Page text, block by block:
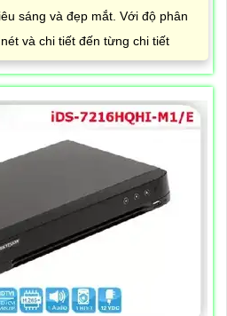
sáng và đẹp mắt. Với độ phân
và chi tiết đến từng chi tiết